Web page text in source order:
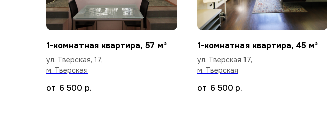
1-комнатная квартира, 57 м²
ул. Тверская, 17,
м. Тверская
6 500 р.
1-комнатная квартира, 45 м²
ул. Тверская 17,
м. Тверская
6 500 р.